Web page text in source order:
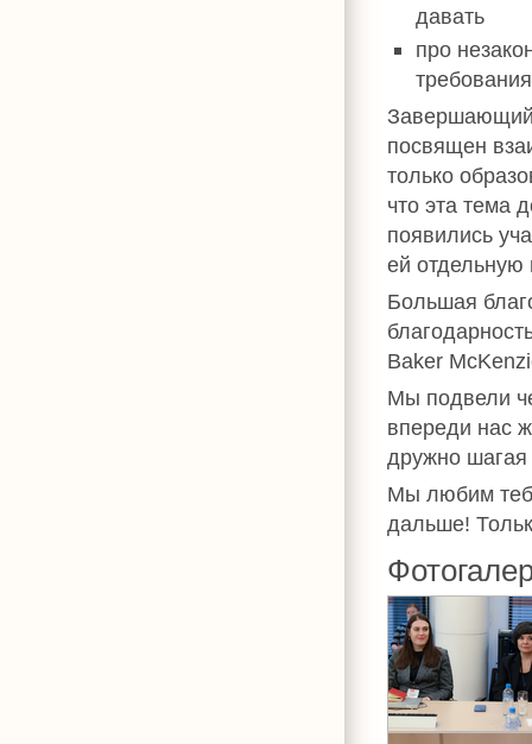
давать
про
посвящен
только
что эта тема
появились
ей отдельную
Большая
Baker
Мы подвели
впереди нас
дружно шагая
Мы любим
дальше!